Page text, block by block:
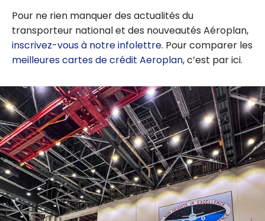
Pour ne rien manquer des actualités du
transporteur national et des nouveautés Aéroplan,
inscrivez-vous à notre infolettre. Pour comparer les
meilleures cartes de crédit Aeroplan, c’est par ici.